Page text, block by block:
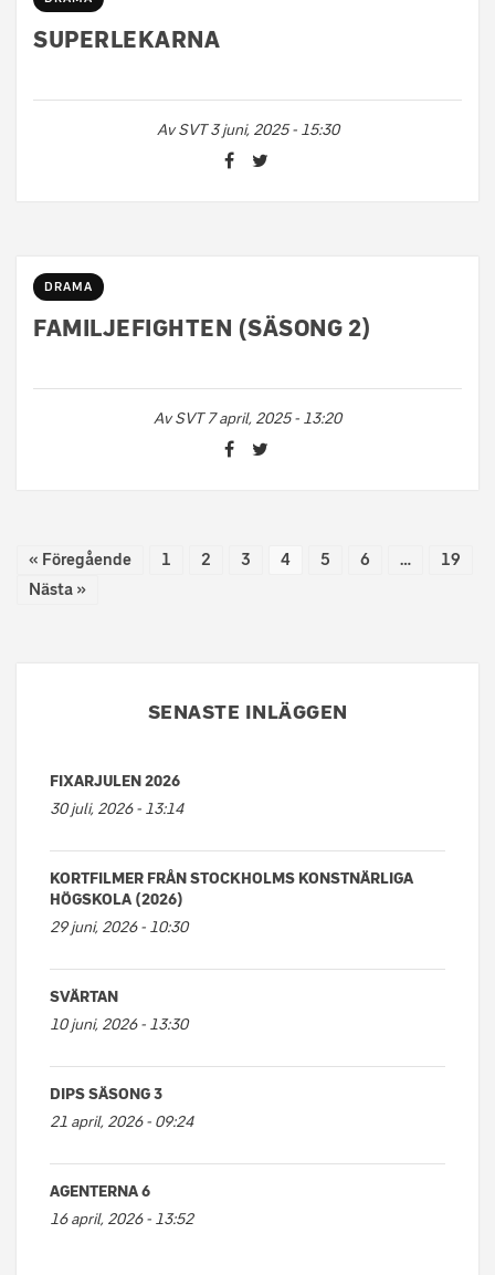
SUPERLEKARNA
AvSVT 3 juni, 2025 - 15:30
DRAMA
FAMILJEFIGHTEN (SÄSONG 2)
AvSVT 7 april, 2025 - 13:20
« Föregående 1 2 3 4 5 6 …
19
Nästa »
SENASTE INLÄGGEN
FIXARJULEN 2026
30 juli, 2026 - 13:14
KORTFILMER FRÅN STOCKHOLMS KONSTNÄRLIGA
HÖGSKOLA (2026)
29 juni, 2026 - 10:30
SVÄRTAN
10 juni, 2026 - 13:30
DIPS SÄSONG 3
21 april, 2026 - 09:24
AGENTERNA 6
16 april, 2026 - 13:52